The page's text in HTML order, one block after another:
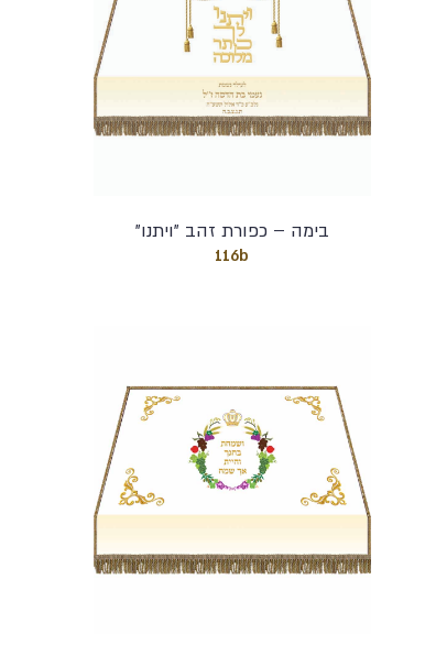
בימה – כפורת זהב "ויתנו"
116b